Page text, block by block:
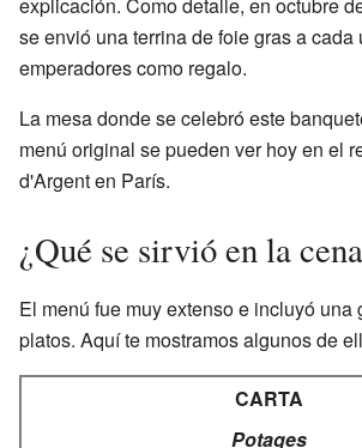
se envió una terrina de foie gras a cada
emperadores como regalo.
La mesa donde se celebró este
menú original se pueden ver hoy en el
d'Argent en París.
¿Qué se sirvió en la
El menú fue muy extenso e incluyó una
platos. Aquí te mostramos algunos de
CARTA
Potages